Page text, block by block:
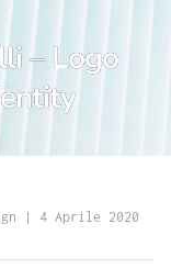
– Logo
| 4 Aprile 2020